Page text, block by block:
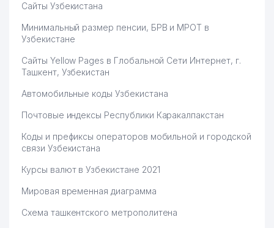
Сайты Узбекистана
Минимальный размер пенсии, БРВ и МРОТ в
Узбекистане
Сайты Yellow Pages в Глобальной Сети Интернет, г.
Ташкент, Узбекистан
Автомобильные коды Узбекистана
Почтовые индексы Республики Каракалпакстан
Коды и префиксы операторов мобильной и городской
связи Узбекистана
Курсы валют в Узбекистане 2021
Мировая временная диаграмма
Схема ташкентского метрополитена